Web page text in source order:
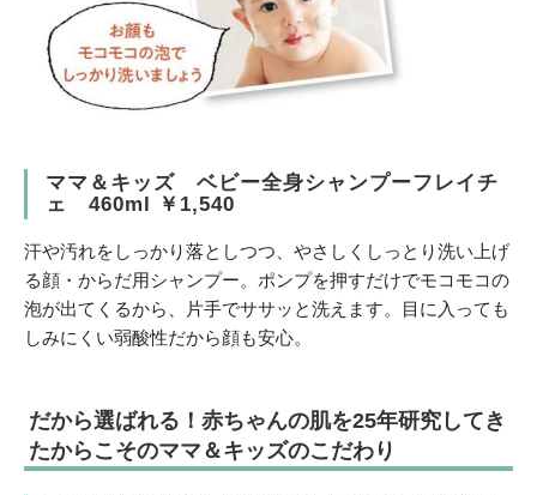
ママ＆キッズ ベビー全身シャンプーフレイチ
ェ 460ml ￥1,540
汗や汚れをしっかり落としつつ、やさしくしっとり洗い上げ
る顔・からだ用シャンプー。ポンプを押すだけでモコモコの
泡が出てくるから、片手でササッと洗えます。目に入っても
しみにくい弱酸性だから顔も安心。
だから選ばれる！赤ちゃんの肌を25年研究してき
たからこそのママ＆キッズのこだわり